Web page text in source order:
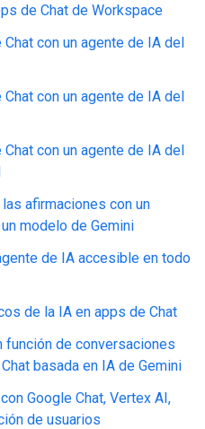
de Chat de Workspace
Chat con un agente de IA del
Chat con un agente de IA del
Chat con un agente de IA del
afirmaciones con un
modelo de Gemini
de IA accesible en todo
de la IA en apps de Chat
función de conversaciones
basada en IA de Gemini
Google Chat, Vertex AI,
de usuarios